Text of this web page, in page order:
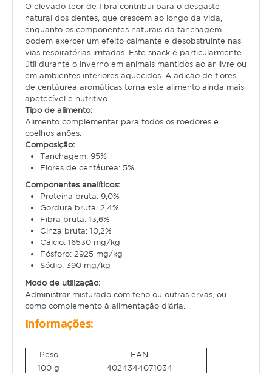
Júnior
Adulto
Sénior
Pequenos mamíferos
Coelho
Porquinho da Índia
Chinchila
Furão
Gerbo
Degu
Hamster
Ratazana
Ouriço
Esquilo
Pequenas
O elevado teor de fibra contribui para o desgaste
natural dos dentes, que crescem ao longo da vida,
enquanto os componentes naturais da tanchagem
podem exercer um efeito calmante e desobstruinte nas
vias respiratórias irritadas. Este snack é particularmente
útil durante o inverno em animais mantidos ao ar livre ou
em ambientes interiores aquecidos. A adição de flores
de centáurea aromáticas torna este alimento ainda mais
apetecível e nutritivo.
Tipo de alimento:
Alimento complementar para todos os roedores e
coelhos anões.
Composição:
Tanchagem: 95%
Flores de centáurea: 5%
Componentes analíticos:
Proteína bruta: 9,0%
Gordura bruta: 2,4%
Fibra bruta: 13,6%
Cinza bruta: 10,2%
Cálcio: 16530 mg/kg
Fósforo: 2925 mg/kg
Sódio: 390 mg/kg
Modo de utilização:
Administrar misturado com feno ou outras ervas, ou
como complemento à alimentação diária.
Informações:
Peso
EAN
100 g
4024344071034